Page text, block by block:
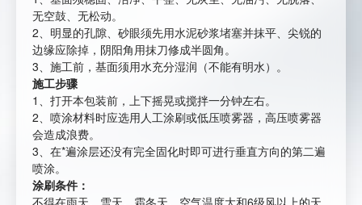
无空鼓、无松动。
2、明显的孔隙、砂眼须先用水泥砂浆堵塞并抹平、尖锐的
边缘应除掉，阴阳角用抹刀修成半圆角。
3、施工前，基面须用水充分湿润（不能有明水）。
施工步骤
1、打开本包装前，上下摇晃或搅拌一分钟左右。
2、喷涂材料时应选用人工涂刷或低压喷雾器，高压喷雾器
会造成浪费。
3、在*遍涂层还没有完全固化时即可进行垂直方向的第二遍
喷涂。
涂刷条件：